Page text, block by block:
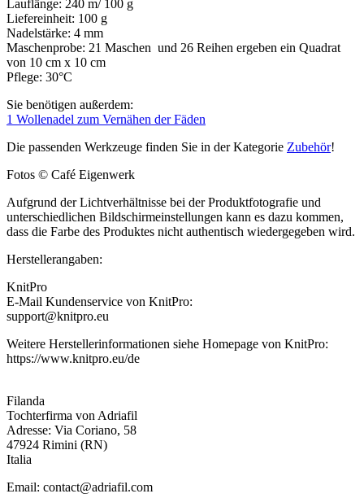
Lauflänge: 240 m/ 100 g
Liefereinheit: 100 g
Nadelstärke: 4 mm
Maschenprobe: 21 Maschen und 26 Reihen ergeben ein Quadrat
von 10 cm x 10 cm
Pflege: 30°C
Sie benötigen außerdem:
1 Wollenadel zum Vernähen der Fäden
Die passenden Werkzeuge finden Sie in der Kategorie Zubehör!
Fotos © Café Eigenwerk
Aufgrund der Lichtverhältnisse bei der Produktfotografie und
unterschiedlichen Bildschirmeinstellungen kann es dazu kommen,
dass die Farbe des Produktes nicht authentisch wiedergegeben wird.
Herstellerangaben:
KnitPro
E-Mail Kundenservice von KnitPro:
support@knitpro.eu
Weitere Herstellerinformationen siehe Homepage von KnitPro:
https://www.knitpro.eu/de
Filanda
Tochterfirma von Adriafil
Adresse: Via Coriano, 58
47924 Rimini (RN)
Italia
Email: contact@adriafil.com